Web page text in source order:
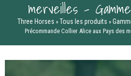
merveilles –
Three Horses » Tous les produits »
Précommande Collier Alice aux Pays des